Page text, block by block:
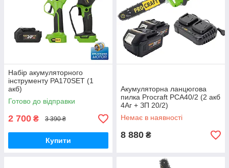
Набір акумуляторного
інструменту PA170SET (1
акб)
Готово до відправки
2 700 ₴ 3 390 ₴
Купити
Акумуляторна ланцюгова
пилка Procraft PCA40/2 (2 акб
4Аг + ЗП 20/2)
Немає в наявності
8 880 ₴